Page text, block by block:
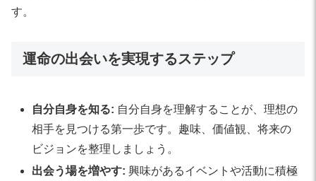
す。
運命の出会いを実現するステップ
自分自身を知る: 自分自身を理解することが、理想の
相手を見つける第一歩です。趣味、価値観、将来の
ビジョンを整理しましょう。
出会う場を増やす: 興味があるイベントや活動に積極